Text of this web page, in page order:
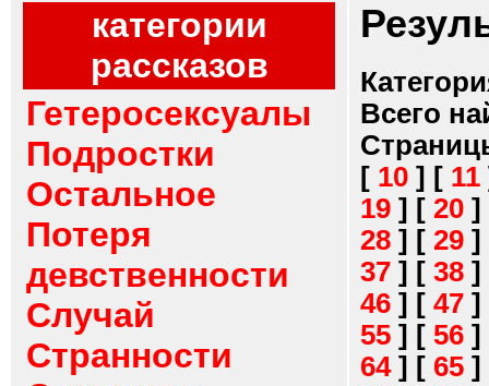
категории
рассказов
Гетеросексуалы
Подростки
Остальное
Потеря
девственности
Случай
Странности
Всего
[ 10 ] [ 11
19 ] [ 20 ]
28 ] [ 29 ]
37 ] [ 38 ]
46 ] [ 47 ]
55 ] [ 56 ]
64] [ 65 ]